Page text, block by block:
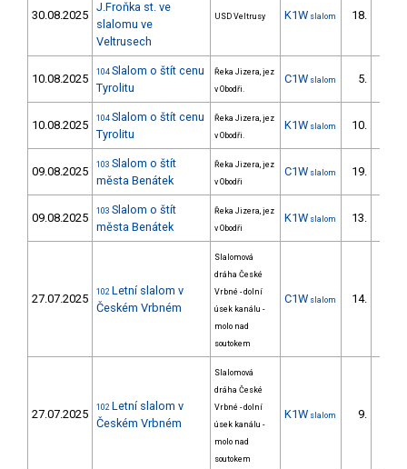
30.08.2025
J.Froňka st. ve
slalomu ve
Veltrusech
USD Veltrusy K1W slalom 18.
10.08.2025 104 Slalom o štít cenu
Tyrolitu
Řeka Jizera, jez
v Obodři.
C1W slalom 5.
10.08.2025 104 Slalom o štít cenu
Tyrolitu
Řeka Jizera, jez
v Obodři.
K1W slalom 10.
09.08.2025 103 Slalom o štít
města Benátek
Řeka Jizera, jez
v Obodři
C1W slalom 19.
09.08.2025 103 Slalom o štít
města Benátek
Řeka Jizera, jez
v Obodři
K1W slalom 13.
27.07.2025 102 Letní slalom v
Českém Vrbném
Slalomová
dráha České
Vrbné - dolní
úsek kanálu -
molo nad
soutokem
C1W slalom 14.
27.07.2025 102 Letní slalom v
Českém Vrbném
Slalomová
dráha České
Vrbné - dolní
úsek kanálu -
molo nad
soutokem
K1W slalom 9.